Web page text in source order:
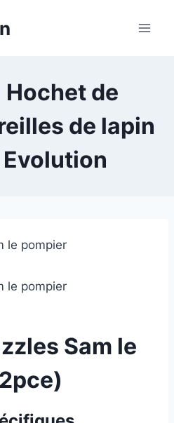
Hochet de
de lapin
Evolution
le pompier
le pompier
Sam le